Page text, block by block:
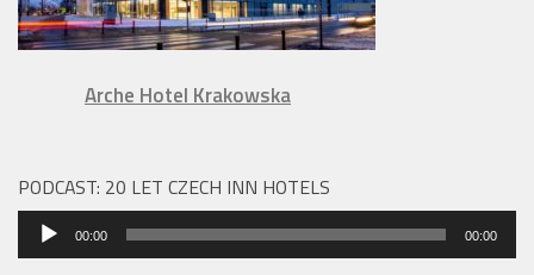
Arche Hotel Krakowska
PODCAST: 20 LET CZECH INN HOTELS
Audio
přehrávač
00:00 00:00